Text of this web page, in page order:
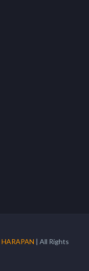
HARAPAN | All Rights